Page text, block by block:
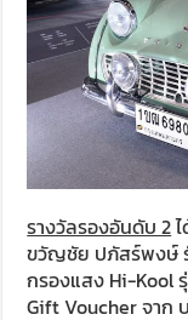
รางวัลรองอันดับ 2
ขวัญชัย ปภัสร์พงษ์
กรองแสง Hi-Kool
Gift Voucher จาก